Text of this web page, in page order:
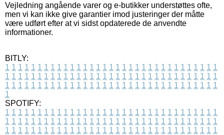
Vejledning angående varer og e-butikker understøttes ofte,
men vi kan ikke give garantier imod justeringer der måtte
være udført efter at vi sidst opdaterede de anvendte
informationer.
BITLY:
1 1 1 1 1 1 1 1 1 1 1 1 1 1 1 1 1 1 1 1 1 1 1 1 1 1 1 1 1 1 1 1 1
1 1 1 1 1 1 1 1 1 1 1 1 1 1 1 1 1 1 1 1 1 1 1 1 1 1 1 1 1 1 1 1 1
1 1 1 1 1 1 1 1 1 1 1 1 1 1 1 1 1 1 1 1 1 1 1 1 1 1 1 1 1 1 1 1 1
1
SPOTIFY:
1 1 1 1 1 1 1 1 1 1 1 1 1 1 1 1 1 1 1 1 1 1 1 1 1 1 1 1 1 1 1 1 1
1 1 1 1 1 1 1 1 1 1 1 1 1 1 1 1 1 1 1 1 1 1 1 1 1 1 1 1 1 1 1 1 1
1 1 1 1 1 1 1 1 1 1 1 1 1 1 1 1 1 1 1 1 1 1 1 1 1 1 1 1 1 1 1 1 1